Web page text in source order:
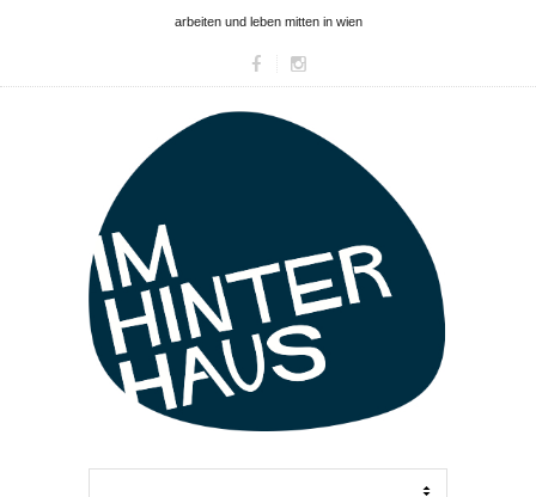
arbeiten und leben mitten in wien